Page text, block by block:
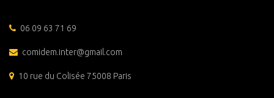
06 09 63 71 69
comidem.inter@gmail.com
10 rue du Colisée 75008 Paris